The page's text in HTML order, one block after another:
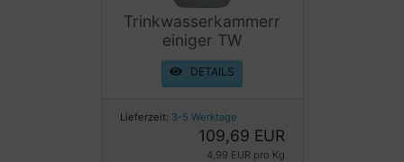
Trinkwasserkammerr
einiger TW
DETAILS
Lieferzeit: 3-5 Werktage
109,69 EUR
4,99 EUR pro Kg